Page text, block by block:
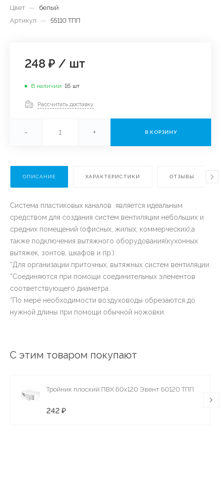
Цвет —
белый
Артикул
— 55110 ТПП
248 ₽ / шт
В наличии 16 шт
Рассчитать доставку
- + В КОРЗИНУ
ОПИСАНИЕ ХАРАКТЕРИСТИКИ ОТЗЫВЫ
Система пластиковых каналов является идеальным
средством для создания систем вентиляции небольших и
средних помещений (офисных, жилых, коммерческих),а
также подключения вытяжного оборудования(кухонных
вытяжек, зонтов, шкафов и пр.)
*Для организации приточных, вытяжных систем вентиляции.
*Соединяются при помощи соединительных элементов
соответствующего диаметра.
*По мере необходимости воздуховоды обрезаются до
нужной длины при помощи обычной ножовки.
С этим товаром покупают
Тройник плоский ПВХ 60х120 Эвент 60120 ТПП
242 ₽